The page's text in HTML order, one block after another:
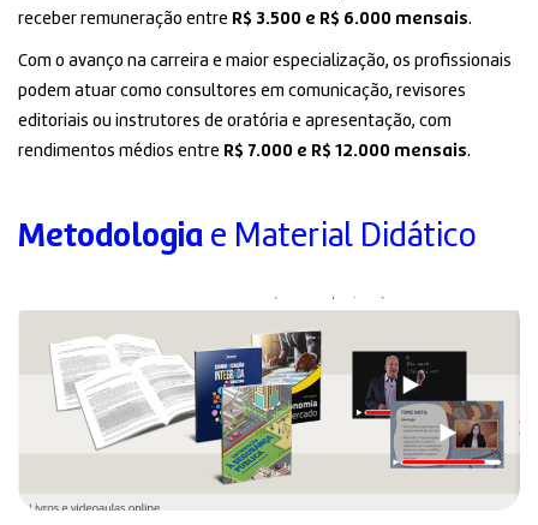
receber remuneração entre R$ 3.500 e R$ 6.000 mensais.
Com o avanço na carreira e maior especialização, os profissionais
podem atuar como consultores em comunicação, revisores
editoriais ou instrutores de oratória e apresentação, com
rendimentos médios entre R$ 7.000 e R$ 12.000 mensais.
Metodologia e Material Didático